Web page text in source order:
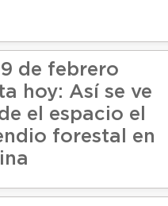
9 de febrero
hoy: Así se ve
el espacio el
forestal en